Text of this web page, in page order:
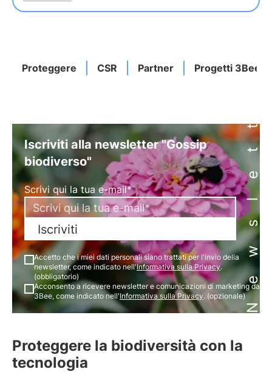
Proteggere CSR Partner Progetti 3Bee
Newsletter
Iscriviti alla newsletter "Gossip
biodiverso"
Scrivi qui la tua e-mail*
Iscriviti
Accetto che i miei dati personali siano trattati per l'invio della
newsletter, come indicato nell'Informativa sulla Privacy.
(obbligatorio)
Acconsento a ricevere newsletter e comunicazioni di marketing da
3Bee, come indicato nell'Informativa sulla Privacy. (opzionale)
Proteggere la biodiversità con la
tecnologia